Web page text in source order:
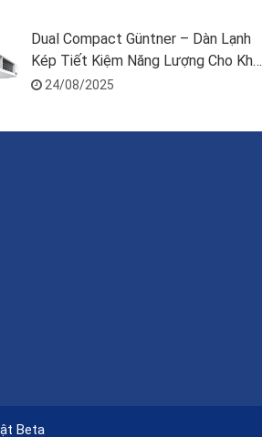
Dual Compact Güntner – Dàn Lạnh
Kép Tiết Kiệm Năng Lượng Cho Kho
Lạnh24/08/2025
Beta